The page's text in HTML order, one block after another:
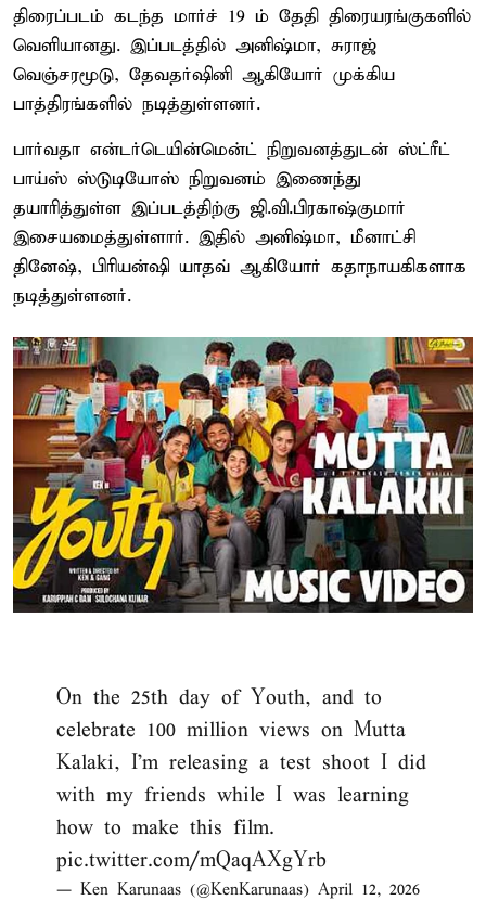
திரைப்படம் கடந்த மார்ச் 19 ம் தேதி திரையரங்குகளில்
வெளியானது. இப்படத்தில் அனிஷ்மா, சுராஜ்
வெஞ்சரமூடு, தேவதர்ஷினி ஆகியோர் முக்கிய
பாத்திரங்களில் நடித்துள்ளனர்.
பார்வதா என்டர்டெயின்மென்ட் நிறுவனத்துடன் ஸ்ட்ரீட்
பாய்ஸ் ஸ்டுடியோஸ் நிறுவனம் இணைந்து
தயாரித்துள்ள இப்படத்திற்கு ஜி.வி.பிரகாஷ்குமார்
இசையமைத்துள்ளார். இதில் அனிஷ்மா, மீனாட்சி
தினேஷ், பிரியன்ஷி யாதவ் ஆகியோர் கதாநாயகிகளாக
நடித்துள்ளனர்.
On the 25th day of Youth, and to
celebrate 100 million views on Mutta
Kalaki, I’m releasing a test shoot I did
with my friends while I was learning
how to make this film.
pic.twitter.com/mQaqAXgYrb
— Ken Karunaas (@KenKarunaas) April 12, 2026